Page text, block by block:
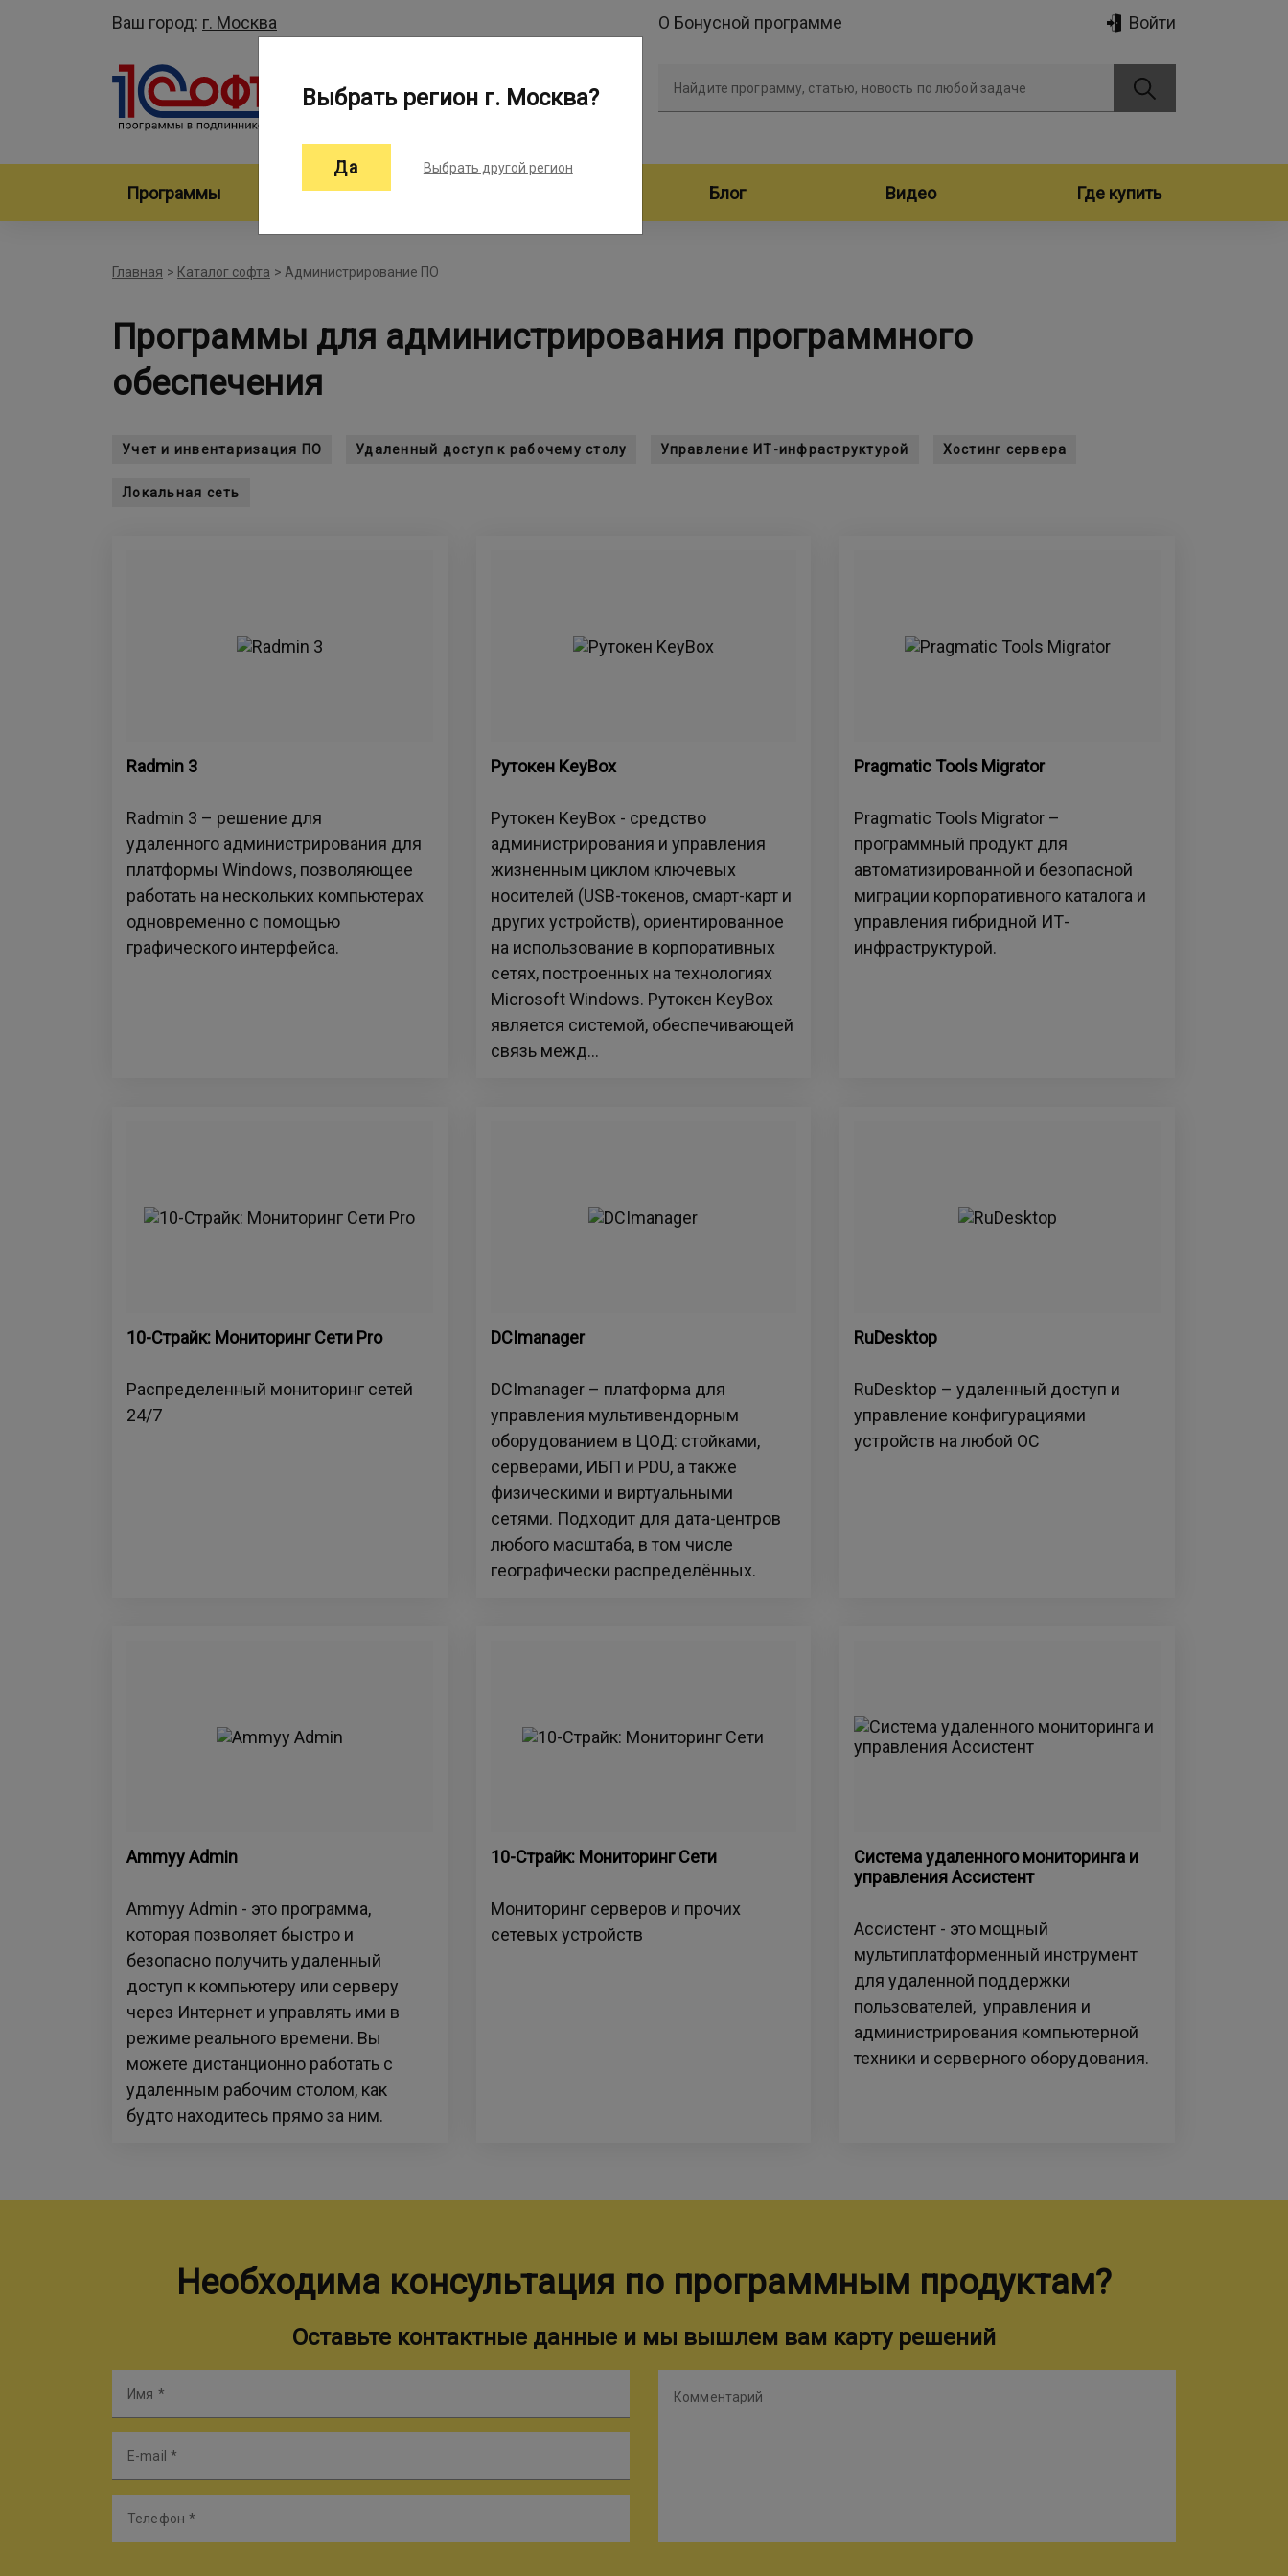
Ваш город: г. Москва Войти
О Бонусной программе
Найдите программу, статью, новость по любой задаче
Программы Производители программ Блог Видео Где купить
Главная > Каталог софта > Администрирование ПО
Программы для администрирования программного
обеспечения
Учет и инвентаризация ПО Удаленный доступ к рабочему столу Управление ИТ-инфраструктурой Хостинг сервера
Локальная сеть
Radmin 3
Radmin 3 – решение для
удаленного администрирования для
платформы Windows, позволяющее
работать на нескольких компьютерах
одновременно с помощью
графического интерфейса.
Рутокен KeyBox
Рутокен KeyBox - средство
администрирования и управления
жизненным циклом ключевых
носителей (USB-токенов, смарт-карт и
других устройств), ориентированное
на использование в корпоративных
сетях, построенных на технологиях
Microsoft Windows. Рутокен KeyBox
является системой, обеспечивающей
связь межд...
Pragmatic Tools Migrator
Pragmatic Tools Migrator –
программный продукт для
автоматизированной и безопасной
миграции корпоративного каталога и
управления гибридной ИТ-
инфраструктурой.
10-Страйк: Мониторинг Сети Pro
Распределенный мониторинг сетей
24/7
DCImanager
DCImanager – платформа для
управления мультивендорным
оборудованием в ЦОД: стойками,
серверами, ИБП и PDU, а также
физическими и виртуальными
сетями. Подходит для дата-центров
любого масштаба, в том числе
географически распределённых.
RuDesktop
RuDesktop – удаленный доступ и
управление конфигурациями
устройств на любой ОС
Ammyy Admin
Ammyy Admin - это программа,
которая позволяет быстро и
безопасно получить удаленный
доступ к компьютеру или серверу
через Интернет и управлять ими в
режиме реального времени. Вы
можете дистанционно работать с
удаленным рабочим столом, как
будто находитесь прямо за ним.
10-Страйк: Мониторинг Сети
Мониторинг серверов и прочих
сетевых устройств
Система удаленного мониторинга и
управления Ассистент
Ассистент - это мощный
мультиплатформенный инструмент
для удаленной поддержки
пользователей, управления и
администрирования компьютерной
техники и серверного оборудования.
Необходима консультация по программным продуктам?
Оставьте контактные данные и мы вышлем вам карту решений
Имя
E-mail
Телефон
Комментарий
Выбрать регион г. Москва?
Да Выбрать другой регион